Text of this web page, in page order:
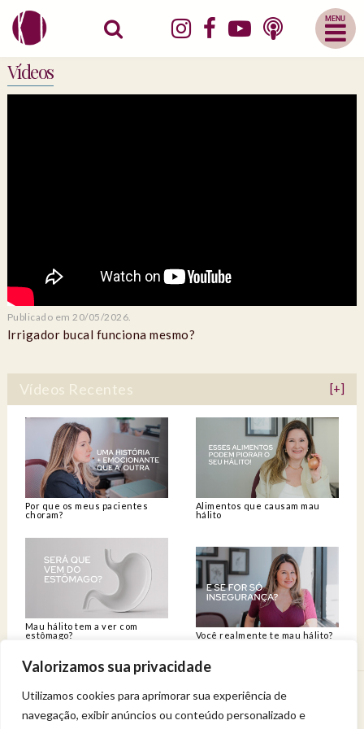
Valorizamos sua privacidade
Utilizamos cookies para aprimorar sua experiência de
navegação, exibir anúncios ou conteúdo personalizado e
Abrir
Menu
Mobile
Vídeos
Publicado em 20/05/2026.
Irrigador bucal funciona mesmo?
Vídeos Recentes [+]
Por que os meus pacientes
choram?
Alimentos que causam mau
hálito
Mau hálito tem a ver com
estômago?
Você realmente te mau hálito?
Venha viver uma experiência de bem-estar.
Entregue a sua saúde a uma profissional qualificada.